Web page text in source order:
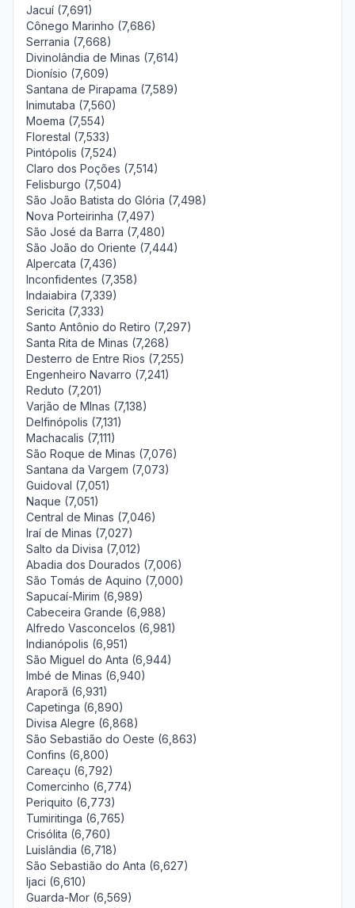
Jacuí (7,691)
Cônego Marinho (7,686)
Serrania (7,668)
Divinolândia de Minas (7,614)
Dionísio (7,609)
Santana de Pirapama (7,589)
Inimutaba (7,560)
Moema (7,554)
Florestal (7,533)
Pintópolis (7,524)
Claro dos Poções (7,514)
Felisburgo (7,504)
São João Batista do Glória (7,498)
Nova Porteirinha (7,497)
São José da Barra (7,480)
São João do Oriente (7,444)
Alpercata (7,436)
Inconfidentes (7,358)
Indaiabira (7,339)
Sericita (7,333)
Santo Antônio do Retiro (7,297)
Santa Rita de Minas (7,268)
Desterro de Entre Rios (7,255)
Engenheiro Navarro (7,241)
Reduto (7,201)
Varjão de MInas (7,138)
Delfinópolis (7,131)
Machacalis (7,111)
São Roque de Minas (7,076)
Santana da Vargem (7,073)
Guidoval (7,051)
Naque (7,051)
Central de Minas (7,046)
Iraí de Minas (7,027)
Salto da Divisa (7,012)
Abadia dos Dourados (7,006)
São Tomás de Aquino (7,000)
Sapucaí-Mirim (6,989)
Cabeceira Grande (6,988)
Alfredo Vasconcelos (6,981)
Indianópolis (6,951)
São Miguel do Anta (6,944)
Imbé de Minas (6,940)
Araporã (6,931)
Capetinga (6,890)
Divisa Alegre (6,868)
São Sebastião do Oeste (6,863)
Confins (6,800)
Careaçu (6,792)
Comercinho (6,774)
Periquito (6,773)
Tumiritinga (6,765)
Crisólita (6,760)
Luislândia (6,718)
São Sebastião do Anta (6,627)
Ijaci (6,610)
Guarda-Mor (6,569)